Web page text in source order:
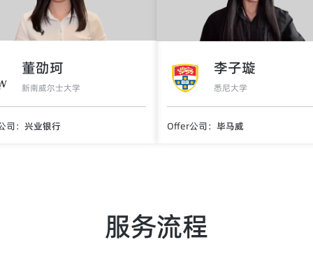
董劭珂
新南威尔士大学
： 兴业银行
李子璇
悉尼大学
Offer公司： 毕马威
服务流程